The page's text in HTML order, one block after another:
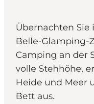
Reiseplanung
Übernachten Sie
Belle-Glamping-
Camping an der
volle Stehhöhe,
Heide und Meer
Bett aus.